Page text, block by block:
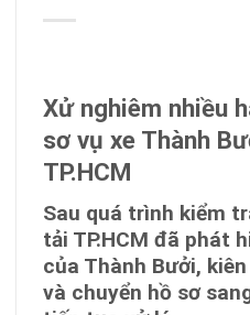
Xử nghiêm nhiều
sơ vụ xe Thành
TP.HCM
Sau quá trình kiểm
tải TP.HCM đã phát
của Thành Bưởi,
và chuyển hồ sơ